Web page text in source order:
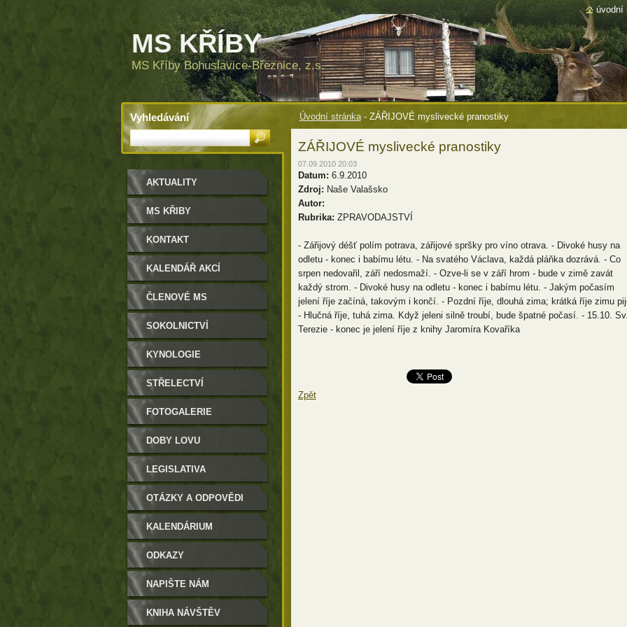
MS KŘÍBY
MS Kříby Bohuslavice-Březnice, z.s.
Úvodní stránka - ZÁŘIJOVÉ myslivecké pranostiky
ZÁŘIJOVÉ myslivecké pranostiky
07.09.2010 20:03
Datum: 6.9.2010
Zdroj: Naše Valašsko
Autor:
Rubrika: ZPRAVODAJSTVÍ
- Zářijový déšť polím potrava, zářijové spršky pro víno otrava. - Divoké husy na
odletu - konec i babímu létu. - Na svatého Václava, každá pláňka dozrává. - Co
srpen nedovařil, září nedosmaží. - Ozve-li se v září hrom - bude v zimě zavát
každý strom. - Divoké husy na odletu - konec i babímu létu. - Jakým počasím
jelení říje začíná, takovým i končí. - Pozdní říje, dlouhá zima; krátká říje zimu
- Hlučná říje, tuhá zima. Když jeleni silně troubí, bude špatné počasí. - 15.10.
Terezie - konec je jelení říje z knihy Jaromíra Kovaříka
Zpět
AKTUALITY
MS KŘIBY
KONTAKT
KALENDÁŘ AKCÍ
ČLENOVÉ MS
SOKOLNICTVÍ
KYNOLOGIE
STŘELECTVÍ
FOTOGALERIE
DOBY LOVU
LEGISLATIVA
OTÁZKY A ODPOVĚDI
KALENDÁRIUM
ODKAZY
NAPIŠTE NÁM
KNIHA NÁVŠTĚV
Vyhledávání
úvodní